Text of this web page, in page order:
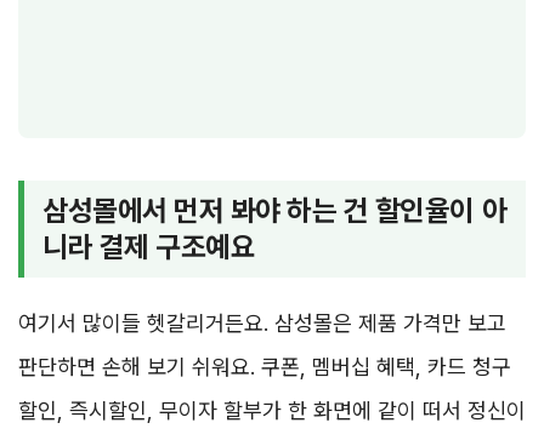
삼성몰에서 먼저 봐야 하는 건 할인율이 아
니라 결제 구조예요
여기서 많이들 헷갈리거든요. 삼성몰은 제품 가격만 보고
판단하면 손해 보기 쉬워요. 쿠폰, 멤버십 혜택, 카드 청구
할인, 즉시할인, 무이자 할부가 한 화면에 같이 떠서 정신이